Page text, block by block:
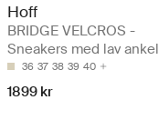
Hoff
BRIDGE VELCROS -
Sneakers med lav ankel
36 37 38 39 40
1899 kr